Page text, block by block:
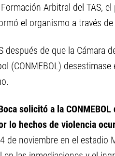
Arbitral del TAS,
el organismo a través
después de que la Cámara
(CONMEBOL)
solicitó a la
lo hechos de violencia
de noviembre en el estadio